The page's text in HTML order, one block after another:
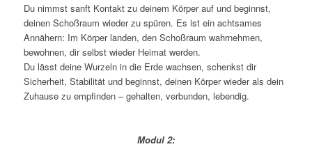
Du nimmst sanft Kontakt zu deinem Körper auf und beginnst,
deinen Schoßraum wieder zu spüren. Es ist ein achtsames
Annähern: Im Körper landen, den Schoßraum wahrnehmen,
bewohnen, dir selbst wieder Heimat werden.
Du lässt deine Wurzeln in die Erde wachsen, schenkst dir
Sicherheit, Stabilität und beginnst, deinen Körper wieder als dein
Zuhause zu empfinden – gehalten, verbunden, lebendig.
Modul 2: